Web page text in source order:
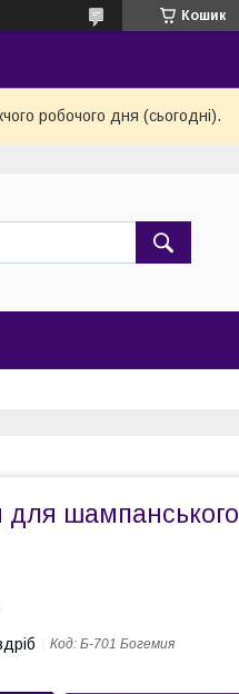
Кошик
робочого дня (сьогодні).
для шампанського
Код: Б-701 Богемия